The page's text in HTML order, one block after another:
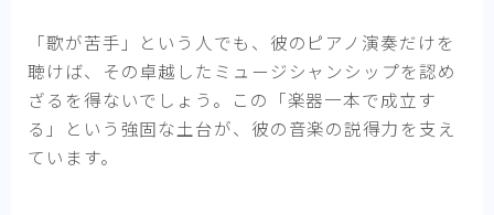
「歌が苦手」という人でも、彼のピアノ演奏だけを
聴けば、その卓越したミュージシャンシップを認め
ざるを得ないでしょう。この「楽器一本で成立す
る」という強固な土台が、彼の音楽の説得力を支え
ています。